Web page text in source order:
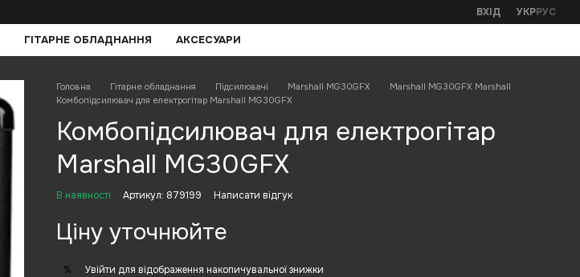
ВХІД УКРРУС
ГІТАРНЕ ОБЛАДНАННЯ АКСЕСУАРИ
Головна Гітарне обладнання Підсилювачі Marshall MG30GFX
Marshall MG30GFX Marshall
Комбопідсилювач для електрогітар Marshall MG30GFX
Комбопідсилювач для електрогітар
Marshall MG30GFX
В наявності Артикул: 879199 Написати відгук
Ціну уточнюйте
% Увійти для відображення накопичувальної знижки